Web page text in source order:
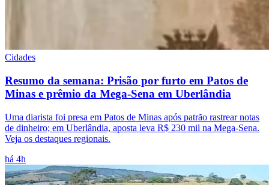
Cidades
Resumo da semana: Prisão por furto em Patos de
Minas e prêmio da Mega-Sena em Uberlândia
Uma diarista foi presa em Patos de Minas após patrão rastrear notas
de dinheiro; em Uberlândia, aposta leva R$ 230 mil na Mega-Sena.
Veja os destaques regionais.
há 4h